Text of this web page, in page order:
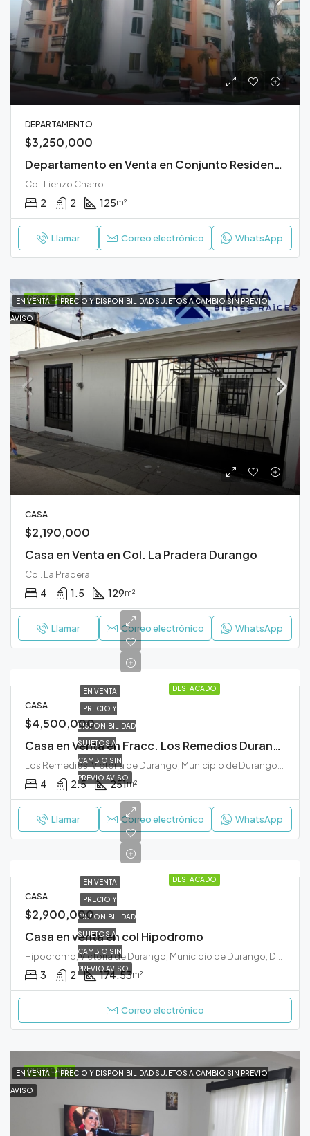
DEPARTAMENTO
$3,250,000
Departamento en Venta en Conjunto Residencial Misiones Durango
Col. Lienzo Charro
2 2 125m²
Llamar Correo electrónico WhatsApp
DESTACADO
EN VENTA PRECIO Y DISPONIBILIDAD SUJETOS A CAMBIO SIN PREVIO
AVISO
CASA
$2,190,000
Casa en Venta en Col. La Pradera Durango
Col. La Pradera
4 1.5 129m²
Llamar Correo electrónico WhatsApp
DESTACADO
EN VENTA
PRECIO Y
DISPONIBILIDAD
SUJETOS A
CAMBIO SIN
PREVIO AVISO
CASA
$4,500,000
Casa en Venta en Fracc. Los Remedios Durango
4 2.5 251m²
Llamar Correo electrónico WhatsApp
DESTACADO
EN VENTA
PRECIO Y
DISPONIBILIDAD
SUJETOS A
CAMBIO SIN
PREVIO AVISO
CASA
$2,900,000
Casa en venta en col Hipodromo
3 2 174.53m²
Correo electrónico
DESTACADO
EN VENTA PRECIO Y DISPONIBILIDAD SUJETOS A CAMBIO SIN PREVIO
AVISO